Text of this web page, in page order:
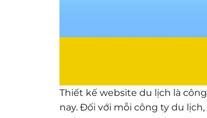
Thiết kế website du lịch là
nay. Đối với mỗi công ty du